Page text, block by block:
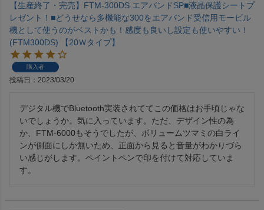
【生産終了・完売】FTM-300DS エアバンドSP■液晶保護シートプ
レゼント！■どうせなら多機能な300をエアバンド受信用モービル
機として使うのがベストかも！感度も良いし設定も使いやすい！
(FTM300DS) 【20Ｗタイプ】
購入者
投稿日 2023/03/20
デジタル機でBluetooth実装されててこの価格はお手頃じゃな
いでしょうか。気に入っています。ただ、デザイン性の為
か、FTM-6000もそうでしたが、ボリュームツマミの白ライ
ンが側面にしか無いため、正面から見ると音量がわかりづら
い感じがします。ペイントペンで印を付けて対応していま
す。